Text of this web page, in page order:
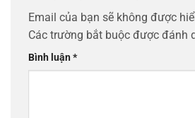
Email của bạn sẽ không được
Các trường bắt buộc được đánh
Bình luận*